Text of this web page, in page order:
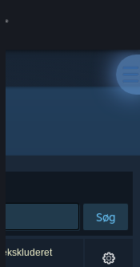
Søg
ekskluderet